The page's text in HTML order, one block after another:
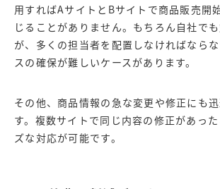
用すればAサイトとBサイトで商品販売開
じることがありません。もちろん自社で
が、多くの担当者を配置しなければなら
スの確保が難しいケースがあります。
その他、商品情報の急な変更や修正にも
す。複数サイトで同じ内容の修正があっ
ズな対応が可能です。